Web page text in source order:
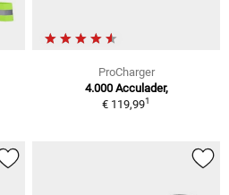
ProCharger
4.000 Acculader,
€ 119,991